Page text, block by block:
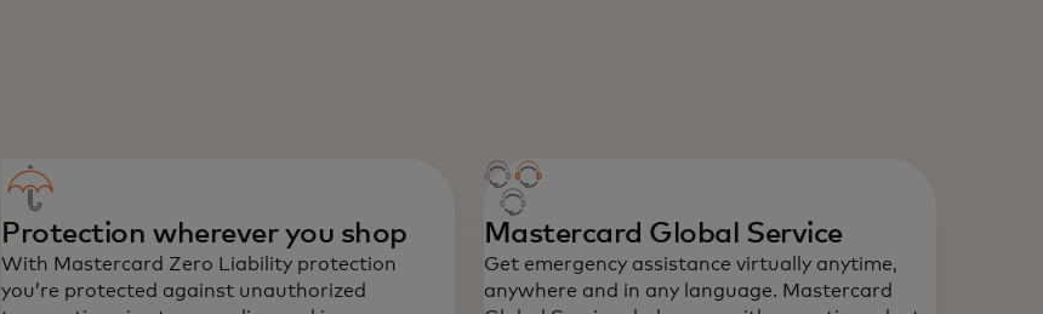
Protection wherever you shop
With Mastercard Zero Liability protection
you’re protected against unauthorized
Mastercard Global Service
Get emergency assistance virtually anytime,
anywhere and in any language. Mastercard